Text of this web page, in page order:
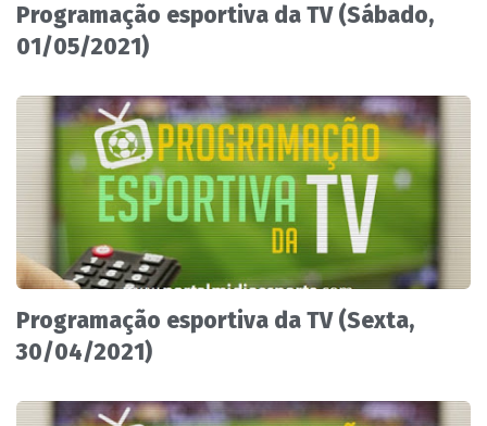
Programação esportiva da TV (Sábado,
01/05/2021)
Programação esportiva da TV (Sexta,
30/04/2021)